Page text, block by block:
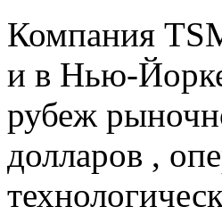
Компания
и в Нью-
рубеж
долларов ,